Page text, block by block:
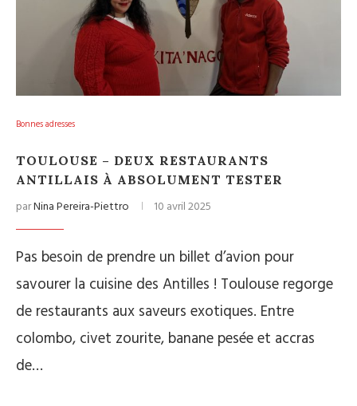
Bonnes adresses
TOULOUSE – DEUX RESTAURANTS
ANTILLAIS À ABSOLUMENT TESTER
parNina Pereira-Piettro 10 avril 2025
Pas besoin de prendre un billet d’avion pour
savourer la cuisine des Antilles ! Toulouse regorge
de restaurants aux saveurs exotiques. Entre
colombo, civet zourite, banane pesée et accras
de…